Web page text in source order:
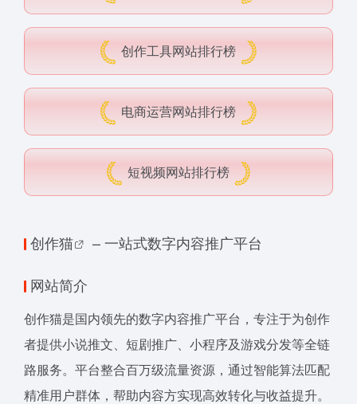
创作工具网站排行榜
电商运营网站排行榜
短视频网站排行榜
创作猫 – 一站式数字内容推广平台
网站简介
创作猫是国内领先的数字内容推广平台，专注于为创作
者提供小说推文、短剧推广、小程序及游戏分发等全链
路服务。平台整合百万级流量资源，通过智能算法匹配
精准用户群体，帮助内容方实现高效转化与收益提升。